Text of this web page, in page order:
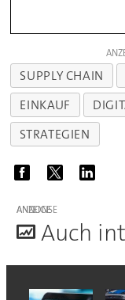
SUPPLY CHAIN
EINKAUF
STRATEGIEN
ANZEIGE
Auch